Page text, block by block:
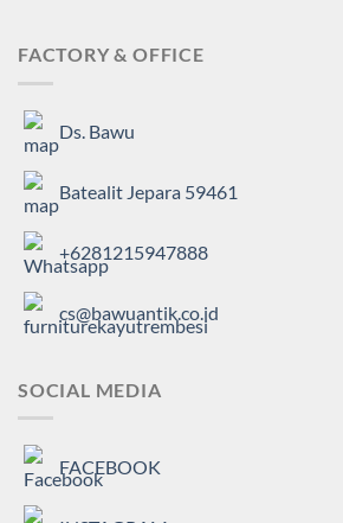
FACTORY & OFFICE
Ds. Bawu
Batealit Jepara 59461
+6281215947888
cs@bawuantik.co.id
SOCIAL MEDIA
FACEBOOK